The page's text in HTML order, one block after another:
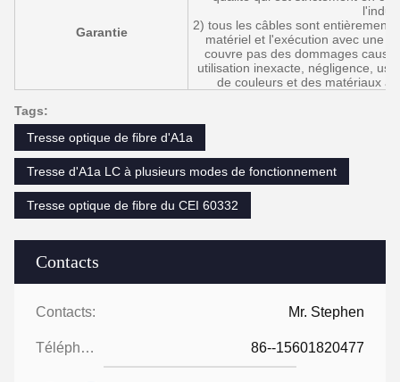
Contacts
Contacts: Mr. Stephen
Téléphone: 86--15601820477
Garantie
2) tous les câbles sont entièrement
matériel et l'exécution avec une
couvre pas des dommages
utilisation inexacte, négligence,
de couleurs et des matériaux a
Tags:
Tresse optique de fibre d'A1a
Tresse d'A1a LC à plusieurs modes de fonctionnement
Tresse optique de fibre du CEI 60332